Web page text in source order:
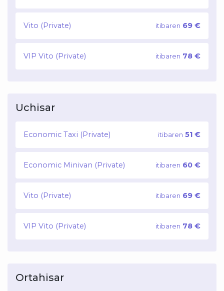
Vito (Private) itibaren 69 €
VIP Vito (Private) itibaren 78 €
Uchisar
Economic Taxi (Private) itibaren 51 €
Economic Minivan (Private) itibaren 60 €
Vito (Private) itibaren 69 €
VIP Vito (Private) itibaren 78 €
Ortahisar